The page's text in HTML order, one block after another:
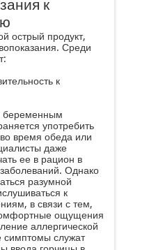
может
пользу. Так,
могут
являются частой
вынашивания
количество
снижении
врачи могут
во время
иммунитета
к
острый продукт,
Среди